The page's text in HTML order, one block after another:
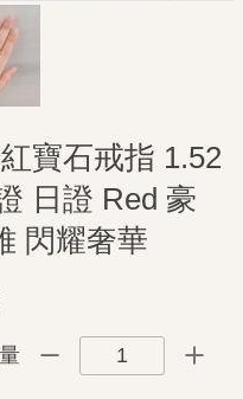
寶石戒指 1.52
日證 Red 豪
閃耀奢華
1